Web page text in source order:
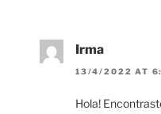
Irma
13/4/2022 AT
Hola!